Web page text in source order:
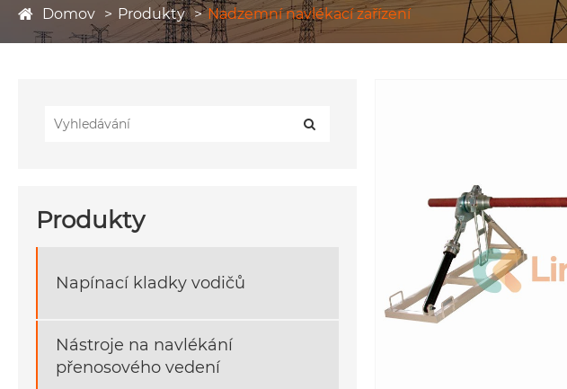
Domov Produkty Nadzemní navlékací zařízení
Produkty
Napínací kladky vodičů
Nástroje na navlékání
přenosového vedení